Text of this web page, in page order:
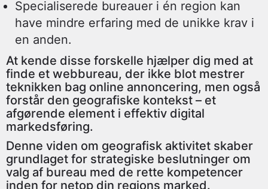
Specialiserede bureauer i én region kan
have mindre erfaring med de unikke krav i
en anden.
At kende disse forskelle hjælper dig med at
finde et webbureau, der ikke blot mestrer
teknikken bag online annoncering, men også
forstår den geografiske kontekst – et
afgørende element i effektiv digital
markedsføring.
Denne viden om geografisk aktivitet skaber
grundlaget for strategiske beslutninger om
valg af bureau med de rette kompetencer
inden for netop din regions marked.